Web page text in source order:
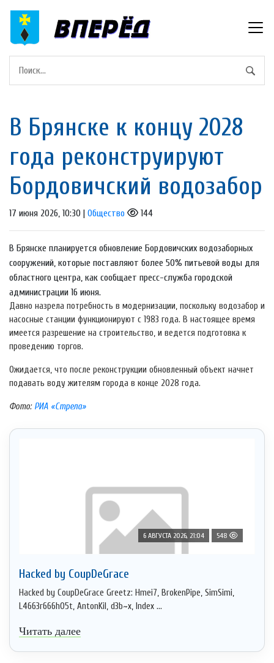
В Брянске к концу 2028
года реконструируют
Бордовичский водозабор
17 июня 2026, 10:30 | Общество 144
В Брянске планируется обновление Бордовичских водозаборных
сооружений, которые поставляют более 50% питьевой воды для
областного центра, как сообщает пресс-служба городской
администрации 16 июня.
Давно назрела потребность в модернизации, поскольку водозабор и
насосные станции функционируют с 1983 года. В настоящее время
имеется разрешение на строительство, и ведется подготовка к
проведению торгов.
Ожидается, что после реконструкции обновленный объект начнет
подавать воду жителям города в конце 2028 года.
Фото:РИА «Стрела»
6 АВГУСТА 2026, 21:04 548
Hacked by CoupDeGrace
Hacked by CoupDeGrace Greetz: Hmei7, BrokenPipe, SimSimi,
L4663r666h05t, AntonKil, d3b~x, Index ...
Читать далее